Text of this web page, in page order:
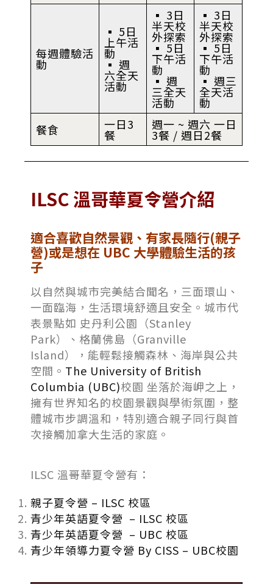
每週體驗活
動
▪︎ 5日
上午活
動
▪︎ 週
六全天
活動
▪︎ 3日
半天校
外探索
▪︎ 5日
下午活
動
▪︎ 週
三全天
活動
▪︎ 3日
半天校
外探索
▪︎ 5日
下午活
動
▪︎ 週三
全天活
動
餐食
一日3
餐
週一 ~ 週六 一日
3餐 / 週日2餐
ILSC 溫哥華夏令營介紹
適合喜歡自然景觀、有家長隨行(親子
營)或是想在 UBC 大學體驗生活的孩
子
以自然與城市完美結合聞名，三面環山、
一面臨海，生活環境舒適且安全。城市代
表景點如 史丹利公園（Stanley
Park）、格蘭佛島（Granville
Island），能輕鬆接觸森林、海岸與公共
空間。 The University of British
Columbia (UBC)校園 坐落於海岬之上，
擁有世界知名的校園景觀與學術氛圍，整
體城市步調溫和，特別適合親子同行與首
次接觸加拿大生活的家庭。
ILSC 溫哥華夏令營有：
親子夏令營 – ILSC 校區
青少年英語夏令營 – ILSC 校區
青少年英語夏令營 – UBC 校區
青少年領導力夏令營 By CISS – UBC校園